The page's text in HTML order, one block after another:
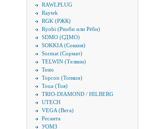
RAWLPLUG
Raytek
RGK (РЖК)
Ryobi (Риоби или Рёби)
SDMO (СДМО)
SOKKIA (Соккия)
Sormat (Сормат)
TELWIN (Телвин)
Testo
Topcon (Топкон)
Toua (Тоя)
TRIO-DIAMOND / HILBERG
UTECH
VEGA (Вега)
Ресанта
УОМЗ